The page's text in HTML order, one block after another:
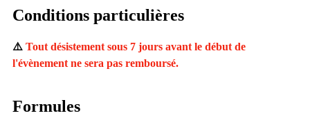
Conditions particulières
⚠️ Tout désistement sous 7 jours avant le début de
l'évènement ne sera pas remboursé.
Formules